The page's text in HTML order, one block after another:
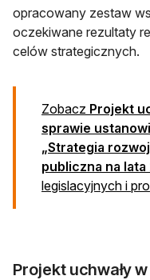
opracowany zestaw
oczekiwane rezultaty
celów strategicznych.
Zobacz Projekt
sprawie
„Strategia
publiczna na lata
legislacyjnych i
Projekt uchwały